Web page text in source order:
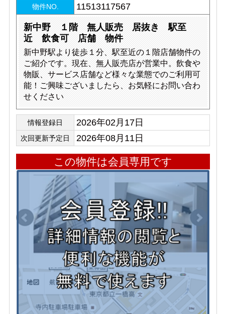
物件NO.
11513117567
新中野 １階 無人販売 居抜き 駅至
近 飲食可 店舗 物件
新中野駅より徒歩１分、駅至近の１階店舗物件の
ご紹介です。現在、無人販売店が営業中。飲食や
物販、サービス店舗など様々な業態でのご利用可
能！ご興味ございましたら、お気軽にお問い合わ
せください
情報登録日 2026年02月17日
次回更新予定日 2026年08月11日
この物件は会員専用です